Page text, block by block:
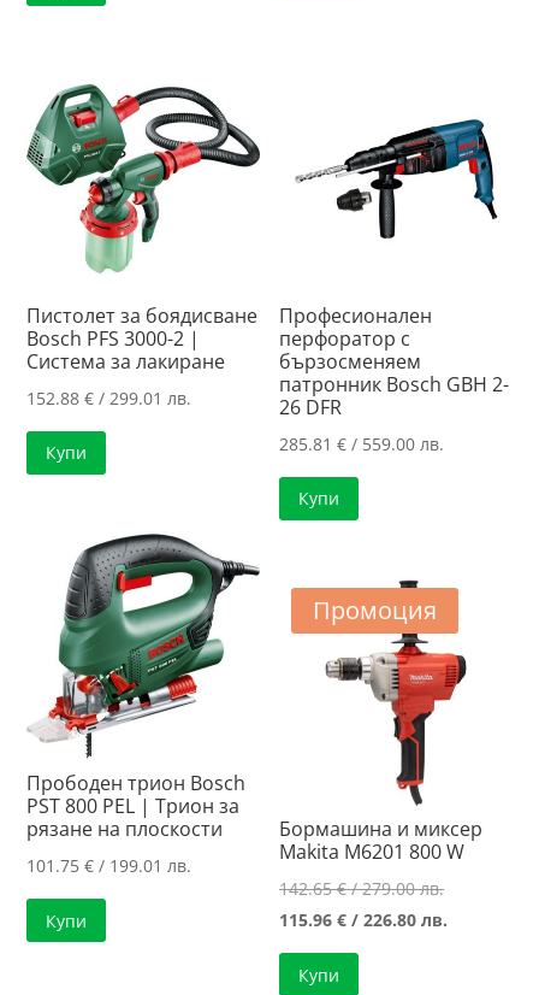
Пистолет за боядисване
Bosch PFS 3000-2 |
Система за лакиране
152.88€ / 299.01 лв.
Купи
Професионален
перфоратор с
бързосменяем
патронник Bosch GBH 2-
26 DFR
285.81€ / 559.00 лв.
Купи
Прободен трион Bosch
PST 800 PEL | Трион за
рязане на плоскости
101.75€ / 199.01 лв.
Купи
Промоция
Бормашина и миксер
Makita M6201 800 W
142.65€/ 279.00 лв.Original
price
115.96€ / 226.80 лв.
Купи